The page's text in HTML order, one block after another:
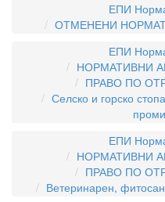
ЕПИ
ОТМЕНЕНИ
ЕПИ
НОРМАТИВНИ
ПРАВО ПО
Селско и горско
ЕПИ
НОРМАТИВНИ
ПРАВО ПО
Ветеринарен,